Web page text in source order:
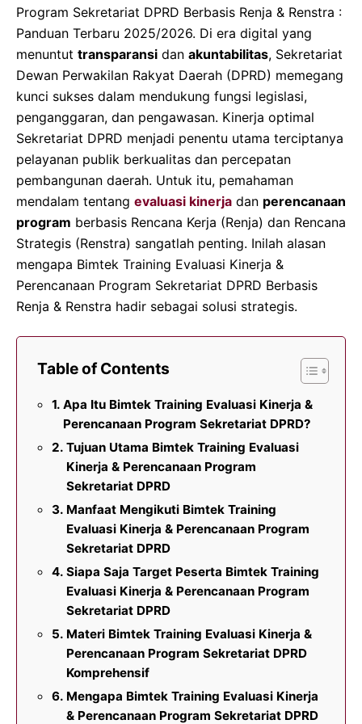
Program Sekretariat DPRD Berbasis Renja & Renstra :
Panduan Terbaru 2025/2026. Di era digital yang
menuntut transparansi dan akuntabilitas, Sekretariat
Dewan Perwakilan Rakyat Daerah (DPRD) memegang
kunci sukses dalam mendukung fungsi legislasi,
penganggaran, dan pengawasan. Kinerja optimal
Sekretariat DPRD menjadi penentu utama terciptanya
pelayanan publik berkualitas dan percepatan
pembangunan daerah. Untuk itu, pemahaman
mendalam tentang evaluasi kinerja dan perencanaan
program berbasis Rencana Kerja (Renja) dan Rencana
Strategis (Renstra) sangatlah penting. Inilah alasan
mengapa Bimtek Training Evaluasi Kinerja &
Perencanaan Program Sekretariat DPRD Berbasis
Renja & Renstra hadir sebagai solusi strategis.
Table of Contents
Apa Itu Bimtek Training Evaluasi Kinerja &
Perencanaan Program Sekretariat DPRD?
Tujuan Utama Bimtek Training Evaluasi
Kinerja & Perencanaan Program
Sekretariat DPRD
Manfaat Mengikuti Bimtek Training
Evaluasi Kinerja & Perencanaan Program
Sekretariat DPRD
Siapa Saja Target Peserta Bimtek Training
Evaluasi Kinerja & Perencanaan Program
Sekretariat DPRD
Materi Bimtek Training Evaluasi Kinerja &
Perencanaan Program Sekretariat DPRD
Komprehensif
Mengapa Bimtek Training Evaluasi Kinerja
& Perencanaan Program Sekretariat DPRD